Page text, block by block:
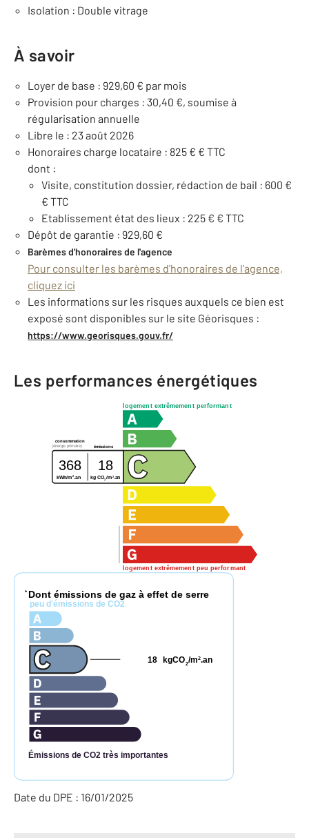
Isolation : Double vitrage
À savoir
Loyer de base : 929,60 € par mois
Provision pour charges : 30,40 €, soumise à
régularisation annuelle
Libre le : 23 août 2026
Honoraires charge locataire : 825 € € TTC
dont :
Visite, constitution dossier, rédaction de bail : 600 €
€ TTC
Etablissement état des lieux : 225 € € TTC
Dépôt de garantie : 929,60 €
Barèmes d'honoraires de l'agence
Pour consulter les barèmes d'honoraires de l'agence,
cliquez ici
Les informations sur les risques auxquels ce bien est
exposé sont disponibles sur le site Géorisques :
https://www.georisques.gouv.fr/
Les performances énergétiques
logement extrêmement performant
logement extrêmement peu performant
consommation
émissions
(énergie primaire)
368 18
kWh/m 2 .an kg CO2/m2.an
* Dont émissions de gaz à effet de serre
peu d'émissions de CO2
Émissions de CO2 très importantes
kgCO2/m2.an
18
Date du DPE : 16/01/2025